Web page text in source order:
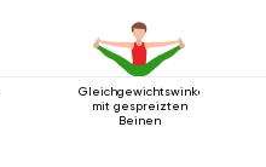
Gleichgewichtswinkelhaltung
mit gespreizten
Beinen